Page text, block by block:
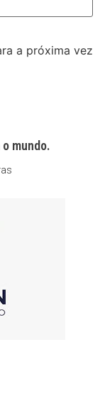
a próxima vez
mundo.